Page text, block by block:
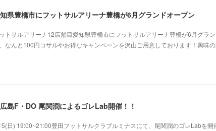
県豊橋市にフットサルアリーナ豊橋が6月グランドオープン
トサルアリーナ12店舗目愛知県豊橋市にフットサルアリーナ豊橋が6月グラ
なんと100円コサルやお得なキャンペーンを沢山ご用意しております！興味
島F・DO 尾関潤によるゴレLab開催！！
日) 19:00~21:00豊田フットサルクラブルミナスにて、尾関潤のゴレLabを